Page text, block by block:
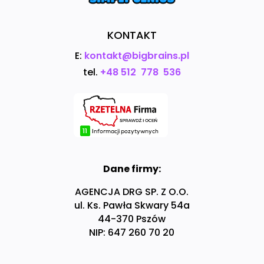
KONTAKT
E: kontakt@bigbrains.pl
tel. +48 512 778 536
Dane firmy:
AGENCJA DRG SP. Z O.O.
ul. Ks. Pawła Skwary 54a
44-370 Pszów
NIP: 647 260 70 20